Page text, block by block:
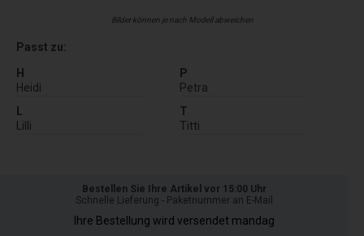
Bilder können je nach Modell abweichen
Passt zu:
H
Heidi
L
Lilli
P
Petra
T
Titti
Bestellen Sie Ihre Artikel vor 15:00 Uhr
Schnelle Lieferung - Paketnummer an E-Mail
Ihre Bestellung wird versendet mandag